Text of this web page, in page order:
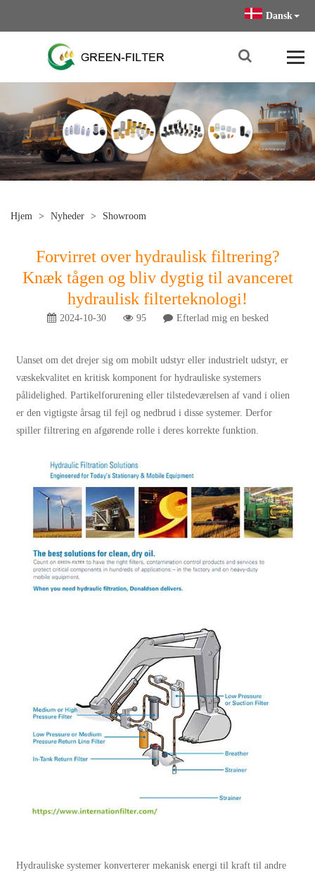
Dansk
Hjem > Nyheder > Showroom
Forvirret over hydraulisk filtrering?
Knæk tågen og bliv dygtig til avanceret
hydraulisk filterteknologi!
2024-10-30 95 Efterlad mig en besked
Uanset om det drejer sig om mobilt udstyr eller industrielt udstyr, er
væskekvalitet en kritisk komponent for hydrauliske systemers
pålidelighed. Partikelforurening eller tilstedeværelsen af ​​vand i olien
er den vigtigste årsag til fejl og nedbrud i disse systemer. Derfor
spiller filtrering en afgørende rolle i deres korrekte funktion.
Hydrauliske systemer konverterer mekanisk energi til kraft til andre